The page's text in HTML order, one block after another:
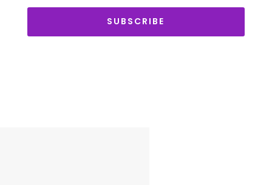
SUBSCRIBE